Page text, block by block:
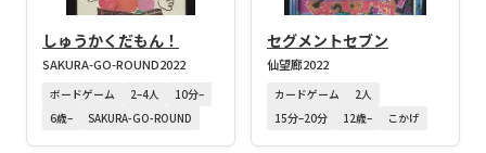
しゅうかくだもん！
SAKURA-GO-ROUND2022
ボードゲーム 2–4人
10分–
6歳–
SAKURA-GO-ROUND
セグメントセブン
仙望廊2022
カードゲーム
2人
15分–20分
12歳– こかげ